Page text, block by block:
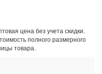
цена без учета скидки.
полного размерного
товара.